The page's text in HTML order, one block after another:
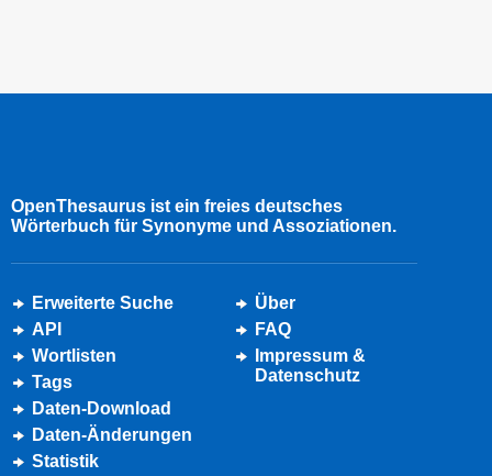
OpenThesaurus ist ein freies deutsches
Wörterbuch für Synonyme und Assoziationen.
Erweiterte Suche
API
Wortlisten
Tags
Daten-Download
Daten-Änderungen
Statistik
Über
FAQ
Impressum &
Datenschutz